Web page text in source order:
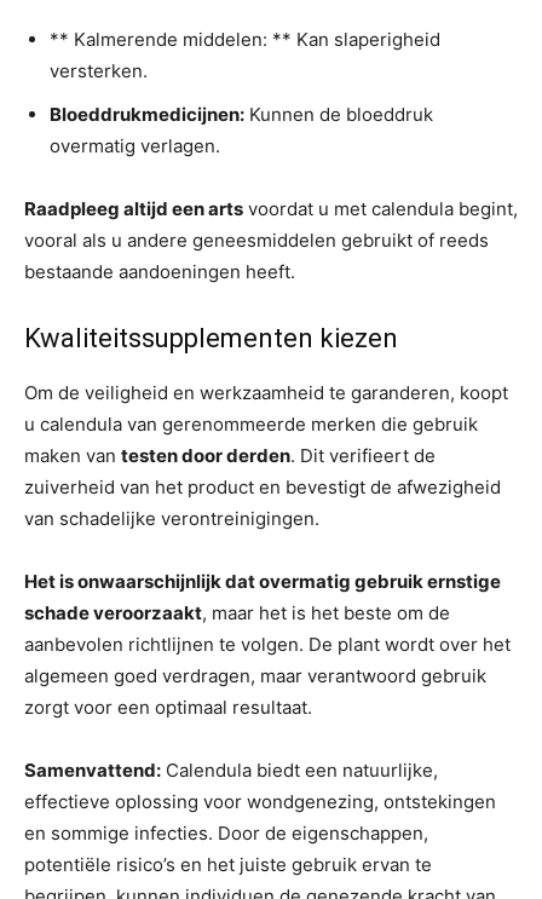
** Kalmerende middelen: ** Kan slaperigheid
versterken.
Bloeddrukmedicijnen: Kunnen de bloeddruk
overmatig verlagen.
Raadpleeg altijd een arts voordat u met calendula begint,
vooral als u andere geneesmiddelen gebruikt of reeds
bestaande aandoeningen heeft.
Kwaliteitssupplementen kiezen
Om de veiligheid en werkzaamheid te garanderen, koopt
u calendula van gerenommeerde merken die gebruik
maken van testen door derden. Dit verifieert de
zuiverheid van het product en bevestigt de afwezigheid
van schadelijke verontreinigingen.
Het is onwaarschijnlijk dat overmatig gebruik ernstige
schade veroorzaakt, maar het is het beste om de
aanbevolen richtlijnen te volgen. De plant wordt over het
algemeen goed verdragen, maar verantwoord gebruik
zorgt voor een optimaal resultaat.
Samenvattend: Calendula biedt een natuurlijke,
effectieve oplossing voor wondgenezing, ontstekingen
en sommige infecties. Door de eigenschappen,
potentiële risico’s en het juiste gebruik ervan te